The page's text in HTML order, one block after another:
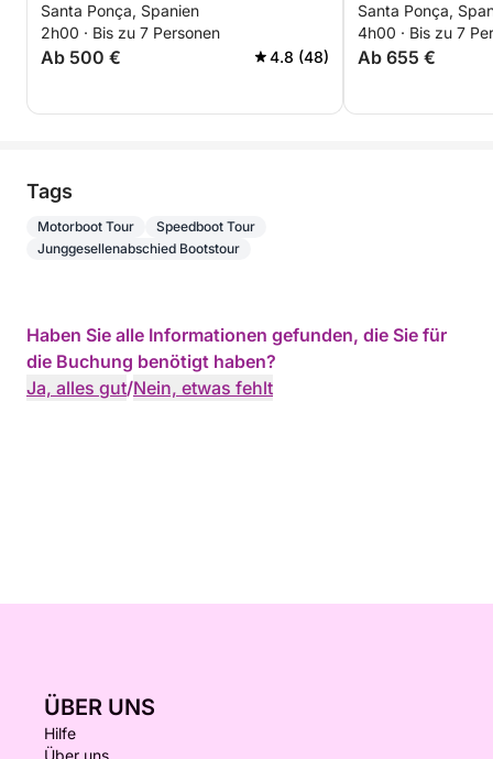
der MasterCraft 280: Die Sonne
geht über dem Meer unter, Santa
Ponça
Santa Ponça, Spanien
2h00 · Bis zu 7 Personen
Ab 500 € 4.8 (48)
Schnorcheln
Santa Ponça
Santa Ponça,
4h00 · Bis zu 7
Ab 655 €
Tags
Motorboot Tour
Speedboot Tour
Junggesellenabschied Bootstour
Haben Sie alle Informationen gefunden, die Sie für
die Buchung benötigt haben?
Ja, alles gut/Nein, etwas fehlt
ÜBER UNS
Hilfe
Über uns